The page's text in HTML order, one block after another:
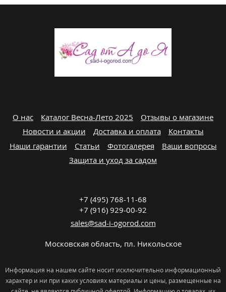
О нас Каталог Весна-Лето 2025
Отзывы о магазине
Новости и акции
Доставка и оплата
Контакты
Наши гарантии
Статьи Фотогалерея
Ваши вопросы
Защита и уход за садом
+7 (495) 768-11-68
+7 (916) 929-00-92
sales@sad-i-ogorod.com
Московская область, пл. Никольcкое
Информация на нашем сайте носит исключительно информационный
характер и ни при каких условиях материалы и цены, размещенные на